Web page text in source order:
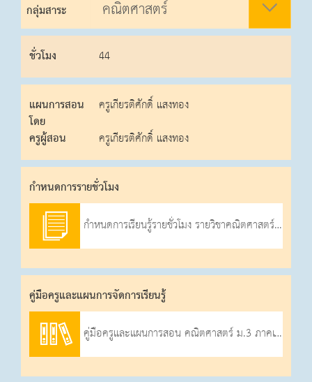
กลุ่มสาระ
ชั่วโมง 44
แผนการสอน
โดย
ครูเกียรติศักดิ์ แสงทอง
ครูผู้สอน
ครูเกียรติศักดิ์ แสงทอง
กําหนดการรายชั่วโมง
กำหนดการเรียนรู้รายชั่วโมง รายวิชาคณิตศาสตร์ ภาคเรียนที่ 1 ปีการศึกษา 2569
คู่มือครูและแผนการจัดการเรียนรู้
คู่มือครูและแผนการสอน คณิตศาสตร์ ม.3 ภาคเรียนที่ 1-2569